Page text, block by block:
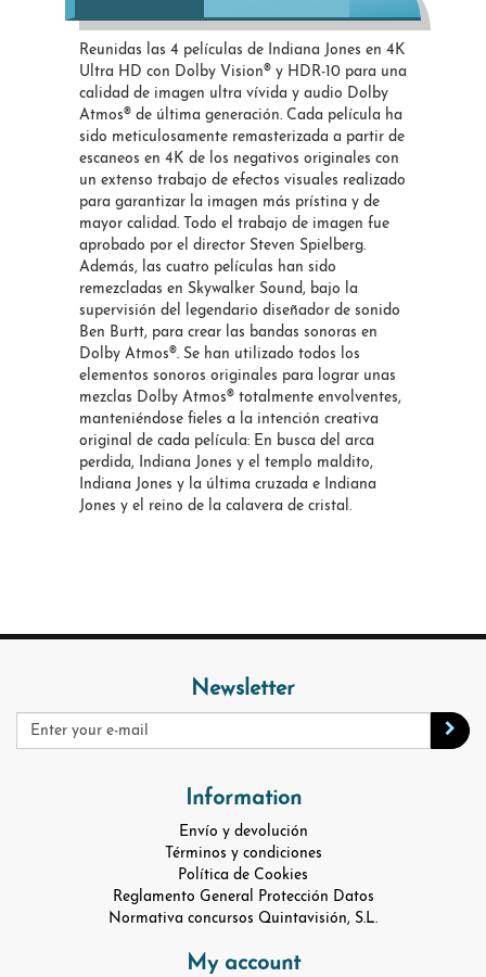
Reunidas las 4 películas de Indiana Jones en 4K
Ultra HD con Dolby Vision® y HDR-10 para una
calidad de imagen ultra vívida y audio Dolby
Atmos® de última generación. Cada película ha
sido meticulosamente remasterizada a partir de
escaneos en 4K de los negativos originales con
un extenso trabajo de efectos visuales realizado
para garantizar la imagen más prístina y de
mayor calidad. Todo el trabajo de imagen fue
aprobado por el director Steven Spielberg.
Además, las cuatro películas han sido
remezcladas en Skywalker Sound, bajo la
supervisión del legendario diseñador de sonido
Ben Burtt, para crear las bandas sonoras en
Dolby Atmos®. Se han utilizado todos los
elementos sonoros originales para lograr unas
mezclas Dolby Atmos® totalmente envolventes,
manteniéndose fieles a la intención creativa
original de cada película: En busca del arca
perdida, Indiana Jones y el templo maldito,
Indiana Jones y la última cruzada e Indiana
Jones y el reino de la calavera de cristal.
Newsletter
Information
Envío y devolución
Términos y condiciones
Política de Cookies
Reglamento General Protección Datos
Normativa concursos Quintavisión, S.L.
My account